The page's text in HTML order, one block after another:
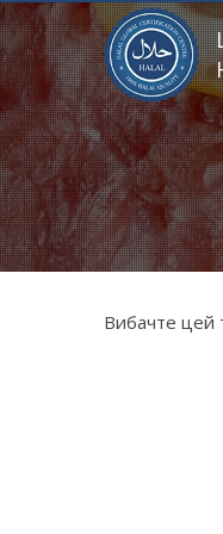
Вибачте цей